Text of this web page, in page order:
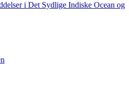
i Det Sydlige Indiske Ocean og